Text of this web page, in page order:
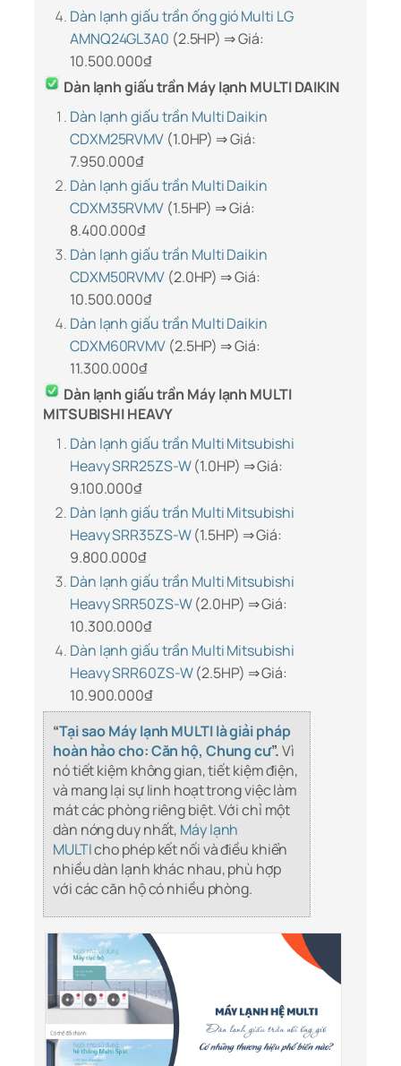
Dàn lạnh giấu trần ống gió Multi LG
AMNQ24GL3A0 (2.5HP) ⇒ Giá:
10.500.000₫
Dàn lạnh giấu trần Máy lạnh MULTI DAIKIN
Dàn lạnh giấu trần Multi Daikin
CDXM25RVMV (1.0HP) ⇒ Giá:
7.950.000₫
Dàn lạnh giấu trần Multi Daikin
CDXM35RVMV (1.5HP) ⇒ Giá:
8.400.000₫
Dàn lạnh giấu trần Multi Daikin
CDXM50RVMV (2.0HP) ⇒ Giá:
10.500.000₫
Dàn lạnh giấu trần Multi Daikin
CDXM60RVMV (2.5HP) ⇒ Giá:
11.300.000₫
Dàn lạnh giấu trần Máy lạnh MULTI
MITSUBISHI HEAVY
Dàn lạnh giấu trần Multi Mitsubishi
Heavy SRR25ZS-W(1.0HP) ⇒ Giá:
9.100.000₫
Dàn lạnh giấu trần Multi Mitsubishi
Heavy SRR35ZS-W(1.5HP) ⇒ Giá:
9.800.000₫
Dàn lạnh giấu trần Multi Mitsubishi
Heavy SRR50ZS-W(2.0HP) ⇒ Giá:
10.300.000₫
Dàn lạnh giấu trần Multi Mitsubishi
Heavy SRR60ZS-W(2.5HP) ⇒ Giá:
10.900.000₫
“Tại sao Máy lạnh MULTI là giải pháp
hoàn hảo cho: Căn hộ, Chung cư”.Vì
nó tiết kiệm không gian, tiết kiệm điện,
và mang lại sự linh hoạt trong việc làm
mát các phòng riêng biệt. Với chỉ một
dàn nóng duy nhất, Máy lạnh
MULTIcho phép kết nối và điều khiển
nhiều dàn lạnh khác nhau, phù hợp
với các căn hộ có nhiều phòng.